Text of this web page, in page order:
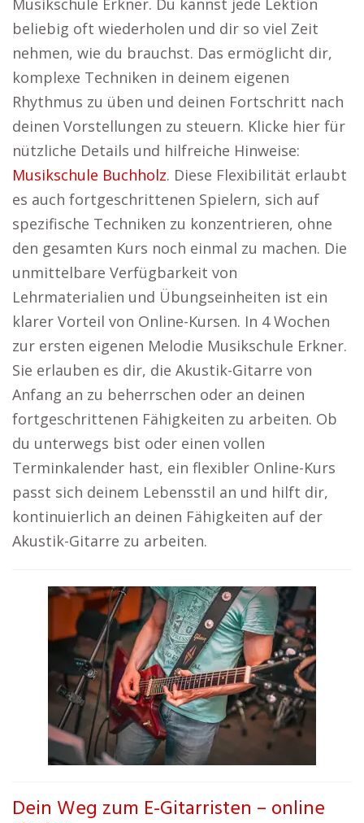
Musikschule Erkner. Du kannst jede Lektion
beliebig oft wiederholen und dir so viel Zeit
nehmen, wie du brauchst. Das ermöglicht dir,
komplexe Techniken in deinem eigenen
Rhythmus zu üben und deinen Fortschritt nach
deinen Vorstellungen zu steuern. Klicke hier für
nützliche Details und hilfreiche Hinweise:
Musikschule Buchholz. Diese Flexibilität erlaubt
es auch fortgeschrittenen Spielern, sich auf
spezifische Techniken zu konzentrieren, ohne
den gesamten Kurs noch einmal zu machen. Die
unmittelbare Verfügbarkeit von
Lehrmaterialien und Übungseinheiten ist ein
klarer Vorteil von Online-Kursen. In 4 Wochen
zur ersten eigenen Melodie Musikschule Erkner.
Sie erlauben es dir, die Akustik-Gitarre von
Anfang an zu beherrschen oder an deinen
fortgeschrittenen Fähigkeiten zu arbeiten. Ob
du unterwegs bist oder einen vollen
Terminkalender hast, ein flexibler Online-Kurs
passt sich deinem Lebensstil an und hilft dir,
kontinuierlich an deinen Fähigkeiten auf der
Akustik-Gitarre zu arbeiten.
Dein Weg zum E-Gitarristen – online